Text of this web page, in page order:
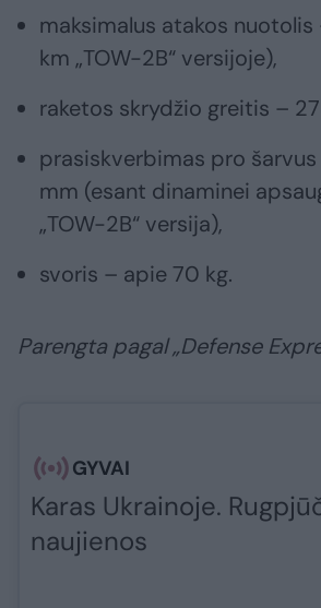
maksimalus atakos nuotolis
km „TOW-2B“ versijoje),
raketos skrydžio greitis –
prasiskverbimas pro
mm (esant dinaminei
„TOW-2B“ versija),
svoris – apie 70 kg.
Parengta pagal „Defense
GYVAI
Karas Ukrainoje.
naujienos